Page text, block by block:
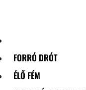
FORRÓ DRÓT
ÉLŐ FÉM